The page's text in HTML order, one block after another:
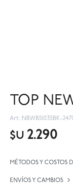
TOP
NBWB51035BK-
$U 2.290
MÉTODOS Y COSTOS
ENVÍOS Y CAMBIOS